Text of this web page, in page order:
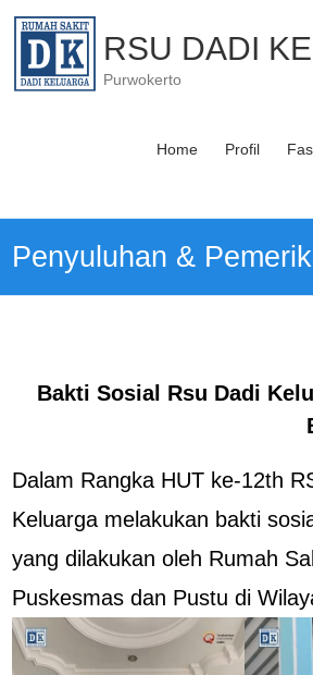
RSU DADI
Purwokerto
Home Profil
Penyuluhan &
Bakti Sosial Rsu Dadi
Dalam Rangka HUT ke-12th
Keluarga melakukan bakti
yang dilakukan oleh Rumah
Puskesmas dan Pustu di